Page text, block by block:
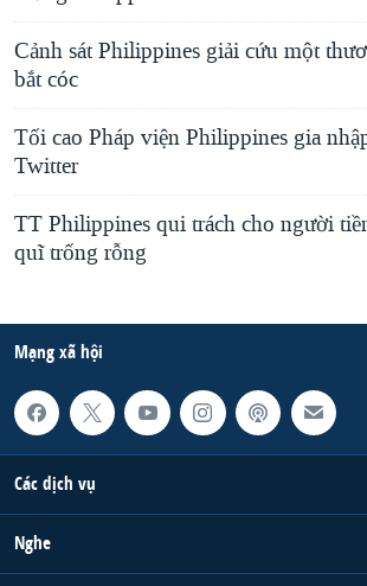
Cảnh sát Philippines giải cứu một
bắt cóc
Tối cao Pháp viện Philippines gia
Twitter
TT Philippines qui trách cho người
quĩ trống rỗng
Mạng xã hội
Các dịch vụ
Nghe